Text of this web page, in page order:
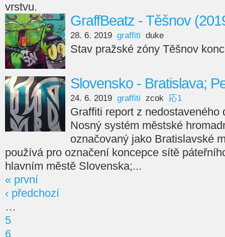
vrstvu.
GraffBeatz - Těšnov
28. 6. 2019 graffiti duke
Stav pražské zóny Těšnov
Slovensko - Bratislava;
24. 6. 2019 graffiti zcok 応1
Graffiti report z nedostaveného
Nosný systém městské
označovaný jako Bratislavské
používá pro označení koncepce sítě
hlavním městě Slovenska;...
« první
‹ předchozí
…
5
6